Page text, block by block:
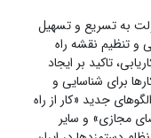
به تسریع و تسهیل
و تنظیم نقشه راه
تاکید بر ایجاد
برای شناسایی و
جدید «کار از راه
مجازی» و سایر